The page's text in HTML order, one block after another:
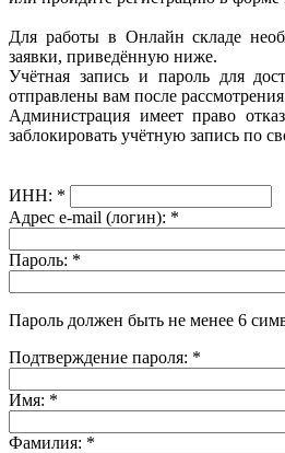
Для работы в Онлайн складе
заявки, приведённую ниже.
Учётная запись и пароль для
отправлены вам после
Администрация имеет право
заблокировать учётную запись по
ИНН: *
Адрес e-mail (логин): *
Пароль: *
Пароль должен быть не менее 6
Подтверждение пароля: *
Имя: *
Фамилия: *